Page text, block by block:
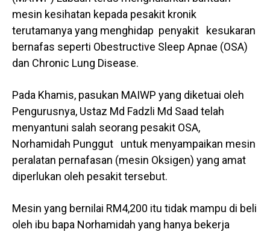
mesin kesihatan kepada pesakit kronik
terutamanya yang menghidap penyakit kesukaran
bernafas seperti Obestructive Sleep Apnae (OSA)
dan Chronic Lung Disease.
Pada Khamis, pasukan MAIWP yang diketuai oleh
Pengurusnya, Ustaz Md Fadzli Md Saad telah
menyantuni salah seorang pesakit OSA,
Norhamidah Punggut untuk menyampaikan mesin
peralatan pernafasan (mesin Oksigen) yang amat
diperlukan oleh pesakit tersebut.
Mesin yang bernilai RM4,200 itu tidak mampu di beli
oleh ibu bapa Norhamidah yang hanya bekerja